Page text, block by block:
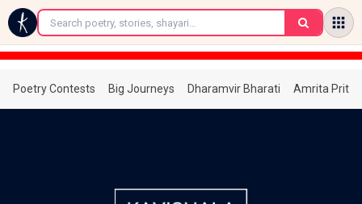
←
Poetry Contests Big Journeys Dharamvir Bharati Amrita